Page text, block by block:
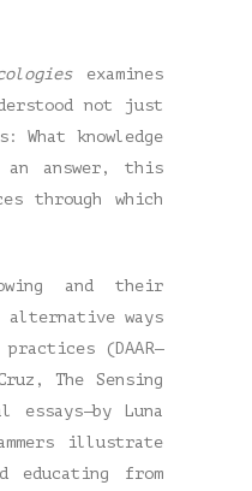
examines
not just
knowledge
answer, this
through which
and their
alternative ways
(DAAR—
The Sensing
Luna
illustrate
educating from